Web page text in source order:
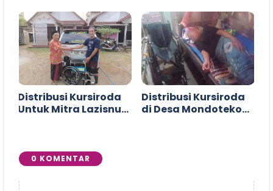
Margoyoso Pati
Distribusi Kursiroda
Untuk Mitra Lazisnu
Distribusi Kursiroda
di Desa Mondoteko
0 KOMENTAR